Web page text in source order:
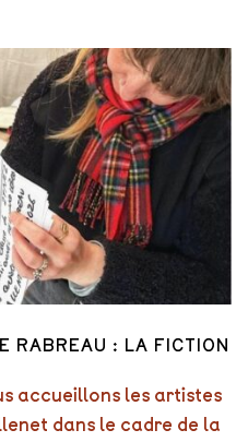
RABREAU : LA FICTION
accueillons les artistes
dans le cadre de la